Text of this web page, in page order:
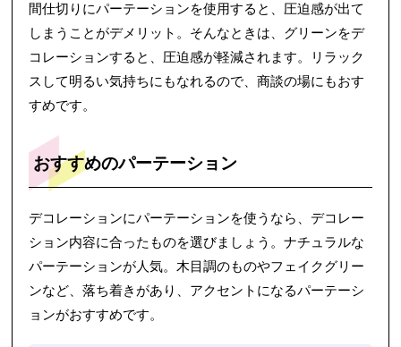
間仕切りにパーテーションを使用すると、圧迫感が出て
しまうことがデメリット。そんなときは、グリーンをデ
コレーションすると、圧迫感が軽減されます。リラック
スして明るい気持ちにもなれるので、商談の場にもおす
すめです。
おすすめのパーテーション
デコレーションにパーテーションを使うなら、デコレー
ション内容に合ったものを選びましょう。ナチュラルな
パーテーションが人気。木目調のものやフェイクグリー
ンなど、落ち着きがあり、アクセントになるパーテーシ
ョンがおすすめです。